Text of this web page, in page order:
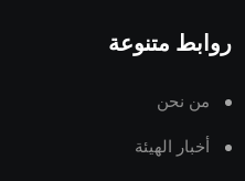
روابط متنوعة
من نحن
أخبار الهيئة